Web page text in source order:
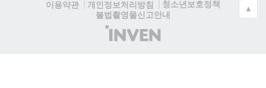
이용약관
개인정보처리방침
청소년보호정책
불법촬영물신고안내
(주)
인
▲